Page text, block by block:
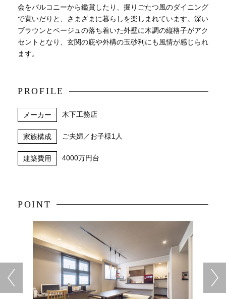
会をバルコニーから鑑賞したり、掘りごたつ風のダイニング
で寛いだりと、さまざまに暮らしを楽しまれています。深い
ブラウンとベージュの落ち着いた外壁に木調の縦格子がアク
セントとなり、玄関の庇や外構の玉砂利にも風情が感じられ
ます。
PROFILE
メーカー 木下工務店
家族構成 ご夫婦／お子様1人
建築費用 4000万円台
POINT